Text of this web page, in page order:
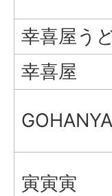
幸喜屋う
幸喜屋
寅寅寅